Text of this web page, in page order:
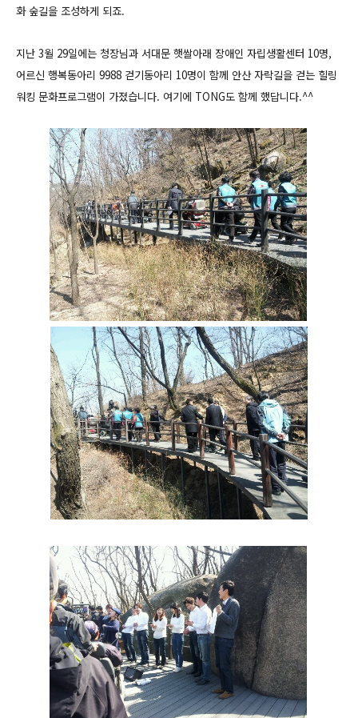
화 숲길을 조성하게 되죠.
지난 3월 29일에는 청장님과 서대문 햇쌀아래 장애인 자립생활센터 10명,
어르신 행복동아리 9988 걷기동아리 10명이 함께 안산 자락길을 걷는 힐링
워킹 문화프로그램이 가졌습니다. 여기에 TONG도 함께 했답니다.^^